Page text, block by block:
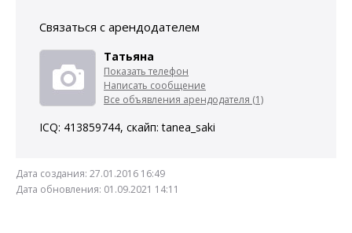
Связаться с арендодателем
Татьяна
Показать телефон
Написать сообщение
Все объявления арендодателя (1)
ICQ: 413859744, скайп: tanea_saki
Дата создания: 27.01.2016 16:49
Дата обновления: 01.09.2021 14:11